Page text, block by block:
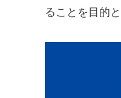
ることを目的